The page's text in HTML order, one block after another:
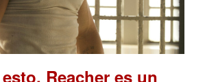
Reacher es un